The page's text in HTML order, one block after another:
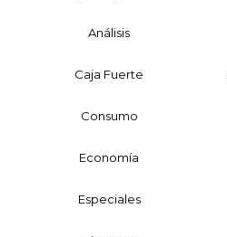
Análisis
Caja Fuerte
Consumo
Economía
Especiales